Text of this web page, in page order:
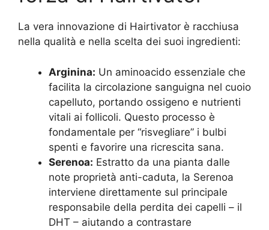
La vera innovazione di Hairtivator è racchiusa
nella qualità e nella scelta dei suoi ingredienti:
Arginina: Un aminoacido essenziale che
facilita la circolazione sanguigna nel cuoio
capelluto, portando ossigeno e nutrienti
vitali ai follicoli. Questo processo è
fondamentale per “risvegliare” i bulbi
spenti e favorire una ricrescita sana.
Serenoa: Estratto da una pianta dalle
note proprietà anti-caduta, la Serenoa
interviene direttamente sul principale
responsabile della perdita dei capelli – il
DHT – aiutando a contrastare